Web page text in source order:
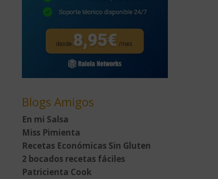
Blogs Amigos
En mi Salsa
Miss Pimienta
Recetas Económicas Sin Gluten
2 bocados recetas fáciles
Patricienta Cook